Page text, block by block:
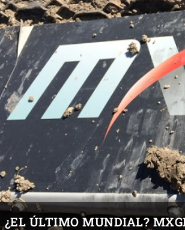
¿EL ÚLTIMO MUNDIAL?